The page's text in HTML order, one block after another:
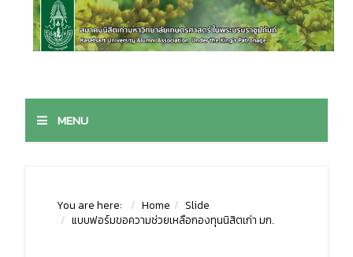
MENU
You are here: Home
Slide
แบบฟอร์มขอความช่วยเหลือกองทุนนิสิตเก่า มก.